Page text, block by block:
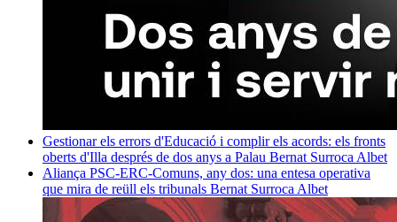
Gestionar els errors d'Educació i complir els acords: els fronts
oberts d'Illa després de dos anys a Palau Bernat Surroca Albet
Aliança PSC-ERC-Comuns, any dos: una entesa operativa
que mira de reüll els tribunals Bernat Surroca Albet